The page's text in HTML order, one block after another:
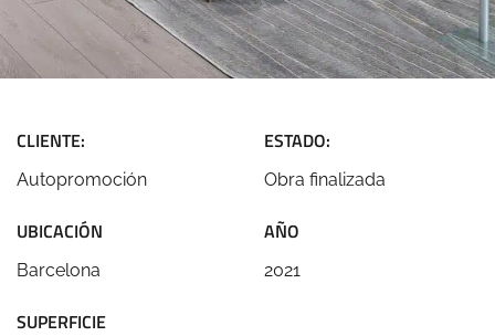
CLIENTE:
Autopromoción
ESTADO:
Obra finalizada
UBICACIÓN
Barcelona
AÑO
2021
SUPERFICIE